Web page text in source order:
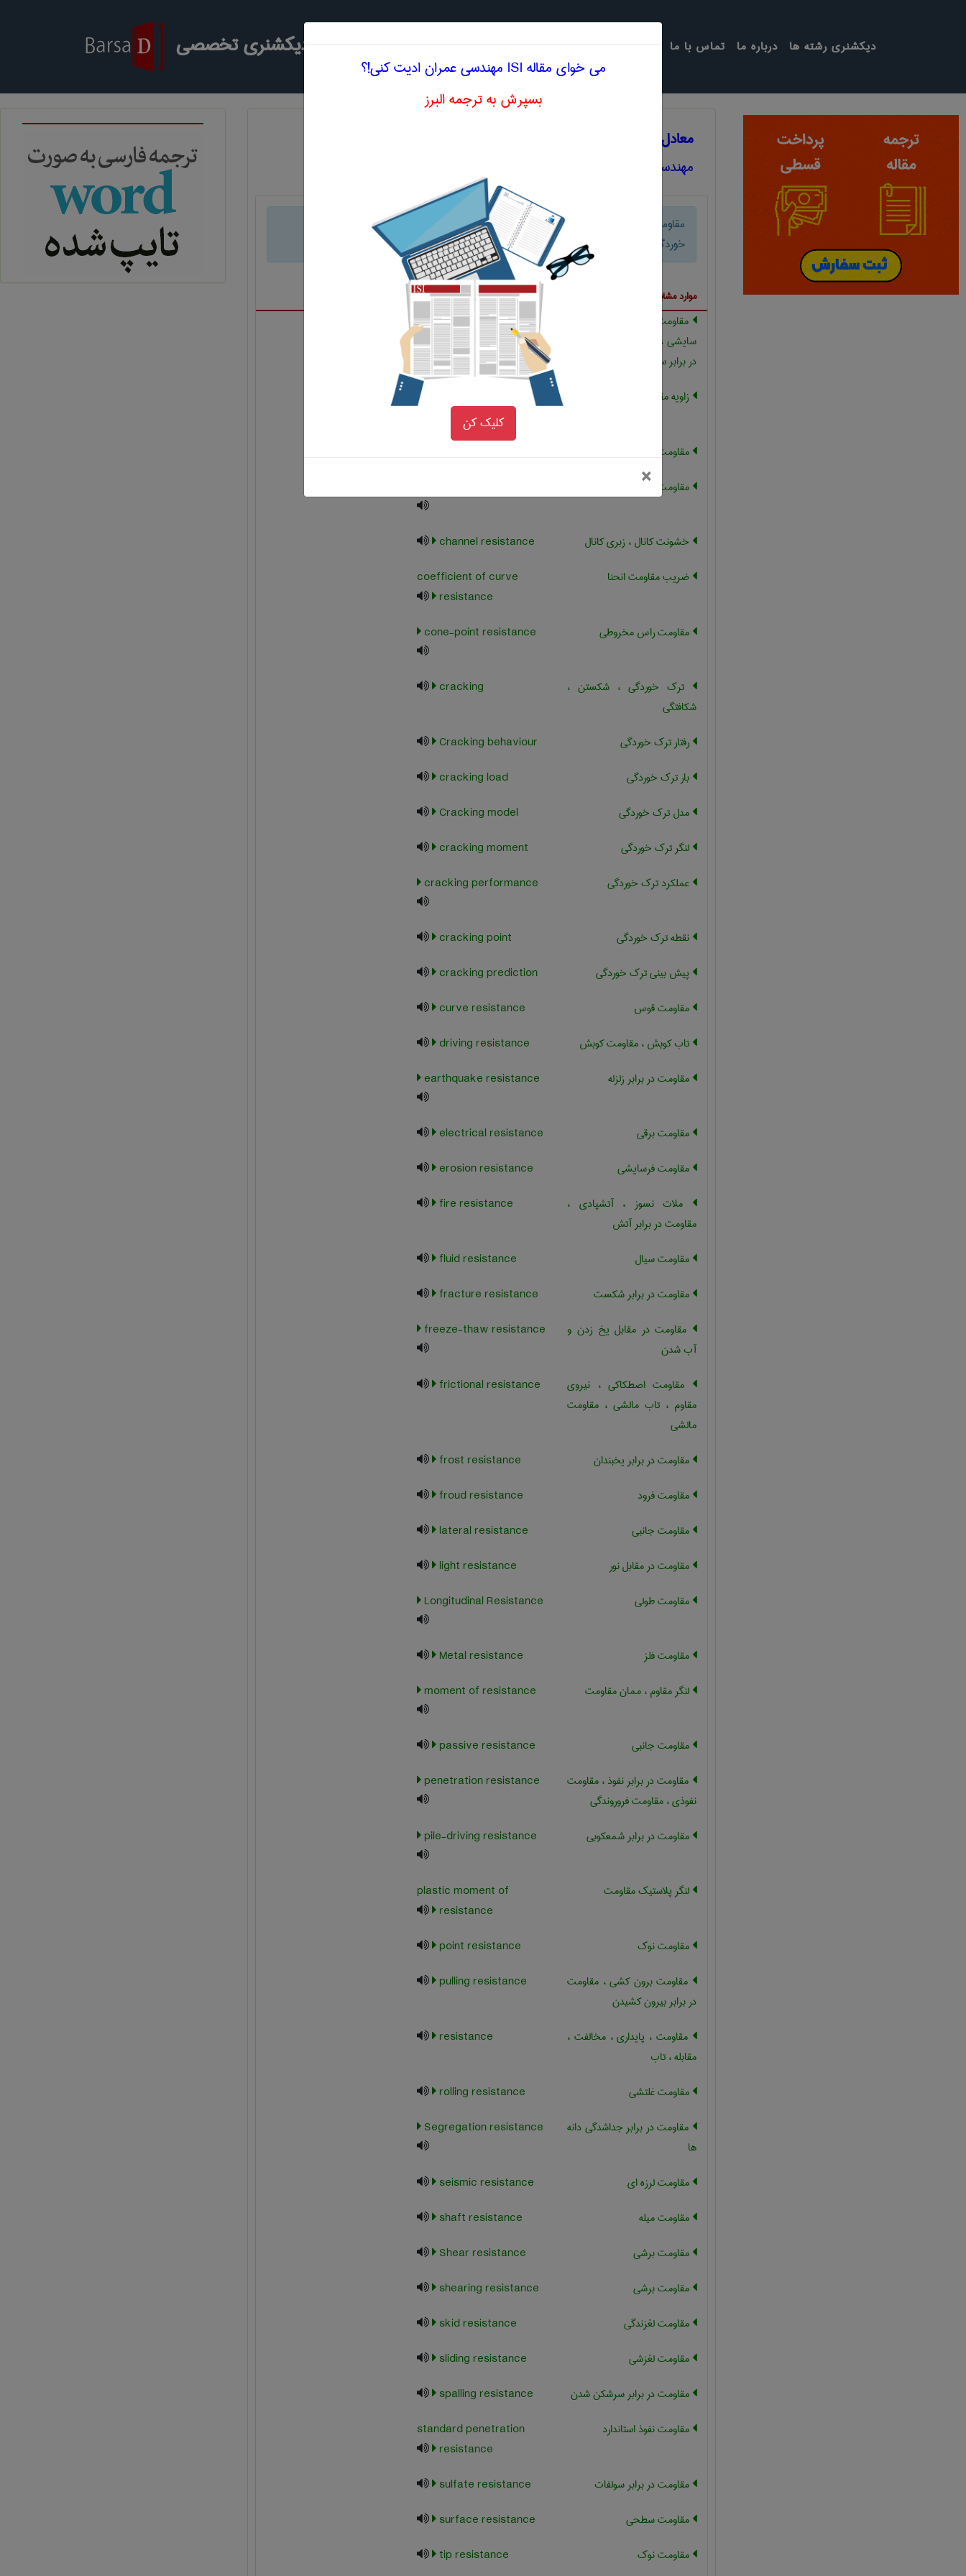
جستجو در دیکشنری تخصصی تماس با ما درباره ما دیکشنری رشته ها
معادل انگلیسی مقاومت در برابر ترک خوردگی
مهندسی عمران
مقاومت در برابر ترک
خوردگی
cracking resistance
موارد مشابه با اصطلاح تخصصی فارسی مقاومت در برابر ترک خوردگی
مقاومت به سایش ، مقاومت به
سایشی ، تاب سایشی ، مقاومت
در برابر سایش
abrasion resistance
زاویه مقاومت برشی
angle of shearing
resistance
مقاومت پایه
مقاومت خلاء زایی
خشونت کانال ، زبری کانال
channel resistance
ضریب مقاومت انحنا
coefficient of curve
resistance
مقاومت راس مخروطی
cone-point resistance
ترک خوردگی ، شکستن ،
شکافتگی
cracking
رفتار ترک خوردگی
Cracking behaviour
بار ترک خوردگی
cracking load
مدل ترک خوردگی
Cracking model
لنگر ترک خوردگی
cracking moment
عملکرد ترک خوردگی
cracking performance
نقطه ترک خوردگی
cracking point
پیش بینی ترک خوردگی
cracking prediction
مقاومت قوس
curve resistance
تاب کوبش ، مقاومت کوبش
driving resistance
مقاومت در برابر زلزله
earthquake resistance
مقاومت برقی
electrical resistance
مقاومت فرسایشی
erosion resistance
ملات نسوز ، آتشپادی ،
مقاومت در برابر آتش
fire resistance
مقاومت سیال
fluid resistance
مقاومت در برابر شکست
fracture resistance
مقاومت در مقابل یخ زدن و
آب شدن
freeze-thaw resistance
مقاومت اصطکاکی ، نیروی
مقاوم ، تاب مالشی ، مقاومت
مالشی
frictional resistance
مقاومت در برابر یخبندان
frost resistance
مقاومت فرود
froud resistance
مقاومت جانبی
lateral resistance
مقاومت در مقابل نور
light resistance
مقاومت طولی
Longitudinal Resistance
مقاومت فلز
Metal resistance
لنگر مقاوم ، ممان مقاومت
moment of resistance
مقاومت جانبی
passive resistance
مقاومت در برابر نفوذ ، مقاومت
نفوذی ، مقاومت فروروندگی
penetration resistance
مقاومت در برابر شمعکوبی pile-driving resistance
لنگر پلاستیک مقاومت
plastic moment of
resistance
مقاومت نوک
point resistance
مقاومت برون کشی ، مقاومت
در برابر بیرون کشیدن
pulling resistance
مقاومت ، پایداری ، مخالفت ،
مقابله ، تاب
resistance
مقاومت غلتشی
rolling resistance
مقاومت در برابر جداشدگی دانه
ها
Segregation resistance
مقاومت لرزه ای
seismic resistance
مقاومت میله
shaft resistance
مقاومت برشی
Shear resistance
مقاومت برشی
shearing resistance
مقاومت لغزندگی
skid resistance
مقاومت لغزشی
sliding resistance
مقاومت در برابر سرشکن شدن
spalling resistance
مقاومت نفوذ استاندارد
standard penetration
resistance
مقاومت در برابر سولفات
sulfate resistance
مقاومت سطحی
surface resistance
مقاومت نوک
tip resistance
می خوای مقاله ISI مهندسی عمران ادیت کنی!؟
بسپرش به ترجمه البرز
کلیک کن
×بستن